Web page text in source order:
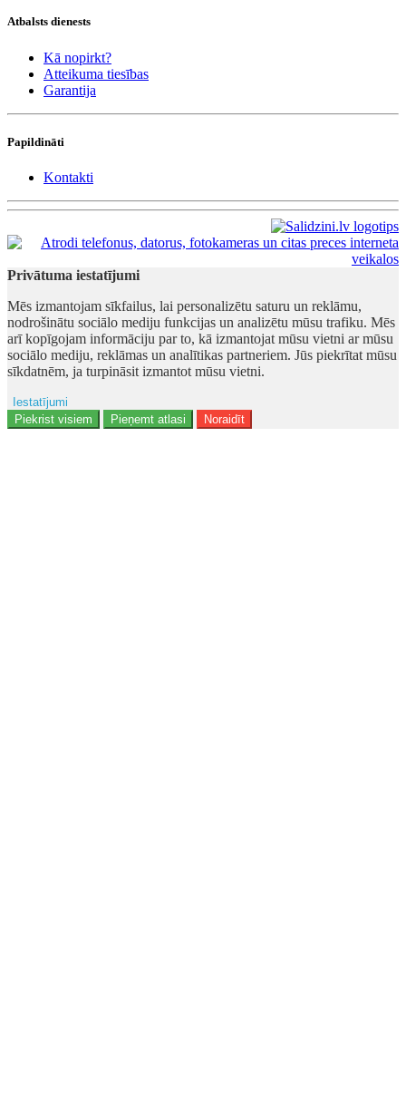
Atbalsts dienests
Kā nopirkt?
Atteikuma tiesības
Garantija
Papildināti
Kontakti
Privātuma iestatījumi
Mēs izmantojam sīkfailus, lai personalizētu saturu un reklāmu,
nodrošinātu sociālo mediju funkcijas un analizētu mūsu trafiku. Mēs
arī kopīgojam informāciju par to, kā izmantojat mūsu vietni ar mūsu
sociālo mediju, reklāmas un analītikas partneriem. Jūs piekrītat mūsu
sīkdatnēm, ja turpināsit izmantot mūsu vietni.
Iestatījumi
Reklāma
Piekrist visiem Pieņemt atlasi Noraidīt